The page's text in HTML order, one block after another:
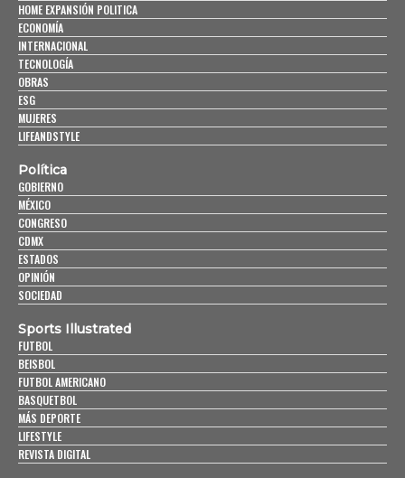
HOME EXPANSIÓN POLITICA
ECONOMÍA
INTERNACIONAL
TECNOLOGÍA
OBRAS
ESG
MUJERES
LIFEANDSTYLE
Política
GOBIERNO
MÉXICO
CONGRESO
CDMX
ESTADOS
OPINIÓN
SOCIEDAD
Sports Illustrated
FUTBOL
BEISBOL
FUTBOL AMERICANO
BASQUETBOL
MÁS DEPORTE
LIFESTYLE
REVISTA DIGITAL